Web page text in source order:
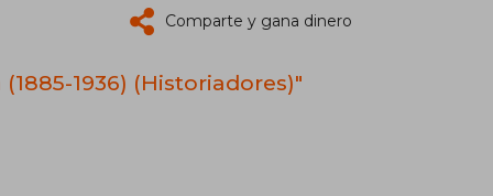
Comparte y gana dinero
1936) (Historiadores)"